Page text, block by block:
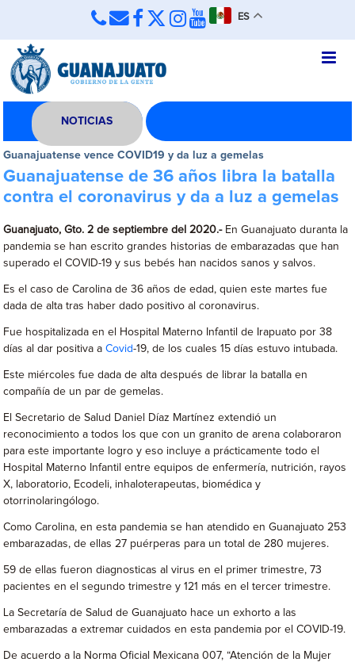
ES
NOTICIAS
Guanajuatense vence COVID19 y da luz a gemelas
Guanajuatense de 36 años libra la batalla
contra el coronavirus y da a luz a gemelas
Guanajuato, Gto. 2 de septiembre del 2020.- En Guanajuato duranta la
pandemia se han escrito grandes historias de embarazadas que han
superado el COVID-19 y sus bebés han nacidos sanos y salvos.
Es el caso de Carolina de 36 años de edad, quien este martes fue
dada de alta tras haber dado positivo al coronavirus.
Fue hospitalizada en el Hospital Materno Infantil de Irapuato por 38
días al dar positiva aCovid-19, de los cuales 15 días estuvo intubada.
Este miércoles fue dada de alta después de librar la batalla en
compañía de un par de gemelas.
El Secretario de Salud Daniel Díaz Martínez extendió un
reconocimiento a todos los que con un granito de arena colaboraron
para este importante logro y eso incluye a prácticamente todo el
Hospital Materno Infantil entre equipos de enfermería, nutrición, rayos
X, laboratorio, Ecodeli, inhaloterapeutas, biomédica y
otorrinolaringólogo.
Como Carolina, en esta pandemia se han atendido en Guanajuato 253
embarazadas, de ellas 27 puérperas para un total de 280 mujeres.
59 de ellas fueron diagnosticas al virus en el primer trimestre, 73
pacientes en el segundo trimestre y 121 más en el tercer trimestre.
La Secretaría de Salud de Guanajuato hace un exhorto a las
embarazadas a extremar cuidados en esta pandemia por el COVID-19.
De acuerdo a la Norma Oficial Mexicana 007, “Atención de la Mujer